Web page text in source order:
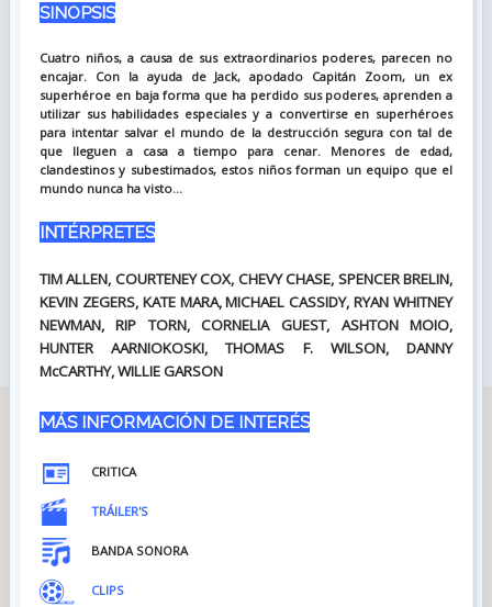
SINOPSIS
Cuatro niños, a causa de sus extraordinarios poderes, parecen no
encajar. Con la ayuda de Jack, apodado Capitán Zoom, un ex
superhéroe en baja forma que ha perdido sus poderes, aprenden a
utilizar sus habilidades especiales y a convertirse en superhéroes
para intentar salvar el mundo de la destrucción segura con tal de
que lleguen a casa a tiempo para cenar. Menores de edad,
clandestinos y subestimados, estos niños forman un equipo que el
mundo nunca ha visto...
INTÉRPRETES
TIM ALLEN, COURTENEY COX, CHEVY CHASE, SPENCER BRELIN,
KEVIN ZEGERS, KATE MARA, MICHAEL CASSIDY, RYAN WHITNEY
NEWMAN, RIP TORN, CORNELIA GUEST, ASHTON MOIO,
HUNTER AARNIOKOSKI, THOMAS F. WILSON, DANNY
McCARTHY, WILLIE GARSON
MÁS INFORMACIÓN DE INTERÉS
CRITICA
TRÁILER'S
BANDA SONORA
CLIPS